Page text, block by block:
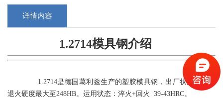
详情内容
1.2714模具钢介绍
1.2714是德国葛利兹生产的塑胶模具钢，出厂状态：软性
退火硬度最大至248HB。运用状态：淬火+回火 39-43HRC。